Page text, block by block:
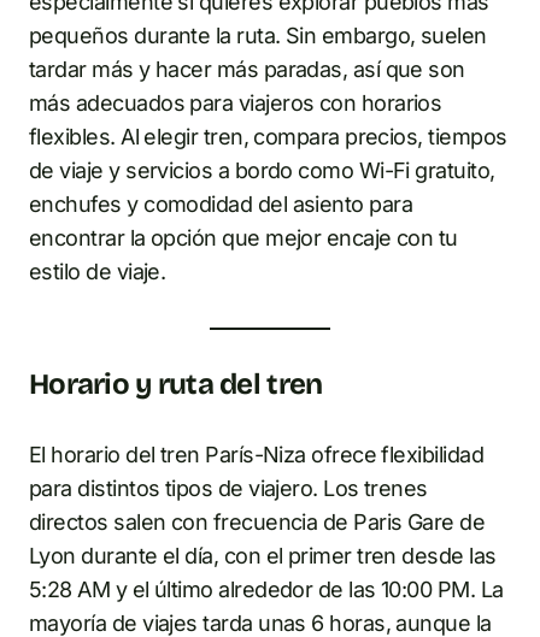
pequeños durante la ruta. Sin embargo, suelen
tardar más y hacer más paradas, así que son
más adecuados para viajeros con horarios
flexibles. Al elegir tren, compara precios, tiempos
de viaje y servicios a bordo como Wi-Fi gratuito,
enchufes y comodidad del asiento para
encontrar la opción que mejor encaje con tu
estilo de viaje.
Horario y ruta del tren
El horario del tren París-Niza ofrece flexibilidad
para distintos tipos de viajero. Los trenes
directos salen con frecuencia de Paris Gare de
Lyon durante el día, con el primer tren desde las
5:28 AM y el último alrededor de las 10:00 PM. La
mayoría de viajes tarda unas 6 horas, aunque la